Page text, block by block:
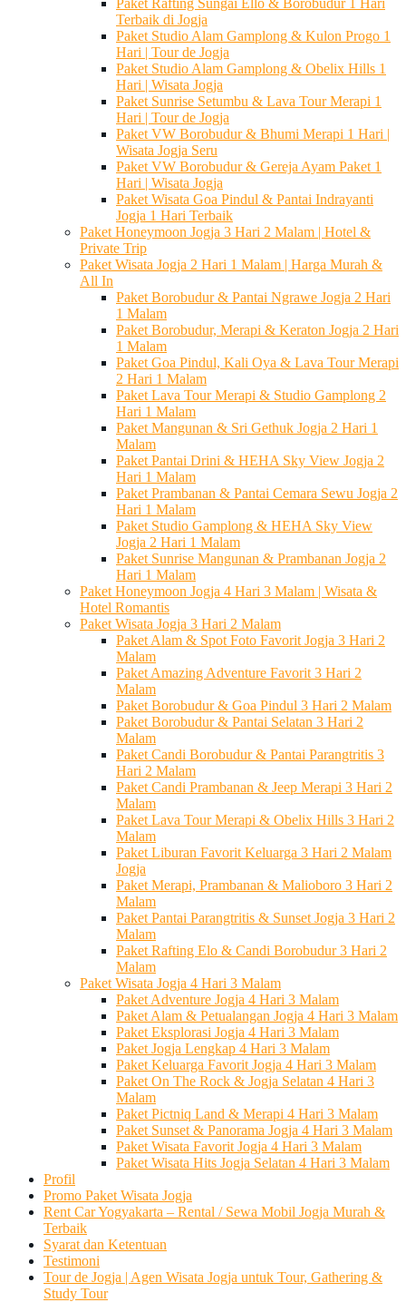
Paket Rafting Sungai Ello & Borobudur 1 Hari
Terbaik di Jogja
Paket Studio Alam Gamplong & Kulon Progo 1
Hari | Tour de Jogja
Paket Studio Alam Gamplong & Obelix Hills 1
Hari | Wisata Jogja
Paket Sunrise Setumbu & Lava Tour Merapi 1
Hari | Tour de Jogja
Paket VW Borobudur & Bhumi Merapi 1 Hari |
Wisata Jogja Seru
Paket VW Borobudur & Gereja Ayam Paket 1
Hari | Wisata Jogja
Paket Wisata Goa Pindul & Pantai Indrayanti
Jogja 1 Hari Terbaik
Paket Honeymoon Jogja 3 Hari 2 Malam | Hotel &
Private Trip
Paket Wisata Jogja 2 Hari 1 Malam | Harga Murah &
All In
Paket Borobudur & Pantai Ngrawe Jogja 2 Hari
1 Malam
Paket Borobudur, Merapi & Keraton Jogja 2 Hari
1 Malam
Paket Goa Pindul, Kali Oya & Lava Tour Merapi
2 Hari 1 Malam
Paket Lava Tour Merapi & Studio Gamplong 2
Hari 1 Malam
Paket Mangunan & Sri Gethuk Jogja 2 Hari 1
Malam
Paket Pantai Drini & HEHA Sky View Jogja 2
Hari 1 Malam
Paket Prambanan & Pantai Cemara Sewu Jogja 2
Hari 1 Malam
Paket Studio Gamplong & HEHA Sky View
Jogja 2 Hari 1 Malam
Paket Sunrise Mangunan & Prambanan Jogja 2
Hari 1 Malam
Paket Honeymoon Jogja 4 Hari 3 Malam | Wisata &
Hotel Romantis
Paket Wisata Jogja 3 Hari 2 Malam
Paket Alam & Spot Foto Favorit Jogja 3 Hari 2
Malam
Paket Amazing Adventure Favorit 3 Hari 2
Malam
Paket Borobudur & Goa Pindul 3 Hari 2 Malam
Paket Borobudur & Pantai Selatan 3 Hari 2
Malam
Paket Candi Borobudur & Pantai Parangtritis 3
Hari 2 Malam
Paket Candi Prambanan & Jeep Merapi 3 Hari 2
Malam
Paket Lava Tour Merapi & Obelix Hills 3 Hari 2
Malam
Paket Liburan Favorit Keluarga 3 Hari 2 Malam
Jogja
Paket Merapi, Prambanan & Malioboro 3 Hari 2
Malam
Paket Pantai Parangtritis & Sunset Jogja 3 Hari 2
Malam
Paket Rafting Elo & Candi Borobudur 3 Hari 2
Malam
Paket Wisata Jogja 4 Hari 3 Malam
Paket Adventure Jogja 4 Hari 3 Malam
Paket Alam & Petualangan Jogja 4 Hari 3 Malam
Paket Eksplorasi Jogja 4 Hari 3 Malam
Paket Jogja Lengkap 4 Hari 3 Malam
Paket Keluarga Favorit Jogja 4 Hari 3 Malam
Paket On The Rock & Jogja Selatan 4 Hari 3
Malam
Paket Pictniq Land & Merapi 4 Hari 3 Malam
Paket Sunset & Panorama Jogja 4 Hari 3 Malam
Paket Wisata Favorit Jogja 4 Hari 3 Malam
Paket Wisata Hits Jogja Selatan 4 Hari 3 Malam
Profil
Promo Paket Wisata Jogja
Rent Car Yogyakarta – Rental / Sewa Mobil Jogja Murah &
Terbaik
Syarat dan Ketentuan
Testimoni
Tour de Jogja | Agen Wisata Jogja untuk Tour, Gathering &
Study Tour